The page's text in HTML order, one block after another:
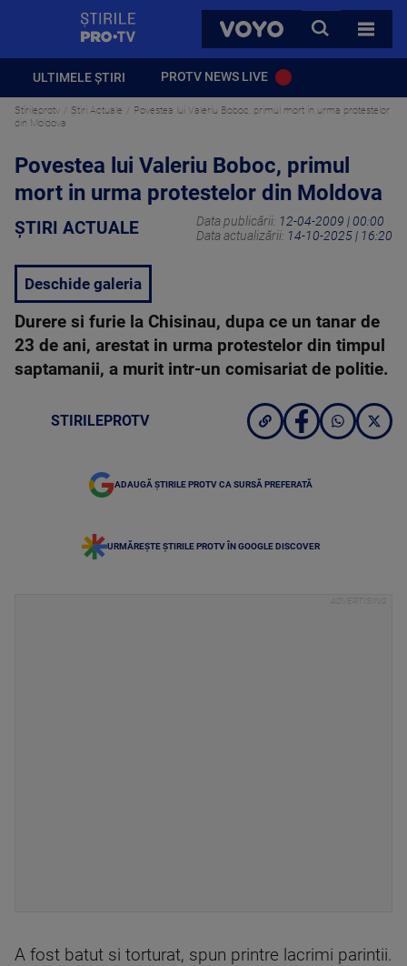
VOYO
CAUTA
TOATE
ULTIMELE ȘTIRI PROTV NEWS LIVE
Stirileprotv Știri Actuale
Povestea lui Valeriu Boboc, primul mort in urma protestelor
din Moldova
Povestea lui Valeriu Boboc, primul
mort in urma protestelor din Moldova
ȘTIRI ACTUALE Data publicării: 12-04-2009 | 00:00
Data actualizării: 14-10-2025 | 16:20
Deschide galeria
Durere si furie la Chisinau, dupa ce un tanar de
23 de ani, arestat in urma protestelor din timpul
saptamanii, a murit intr-un comisariat de politie.
STIRILEPROTV
ADAUGĂ ȘTIRILE PROTV CA SURSĂ PREFERATĂ
URMĂREȘTE ȘTIRILE PROTV ÎN GOOGLE DISCOVER
A fost batut si torturat, spun printre lacrimi parintii.